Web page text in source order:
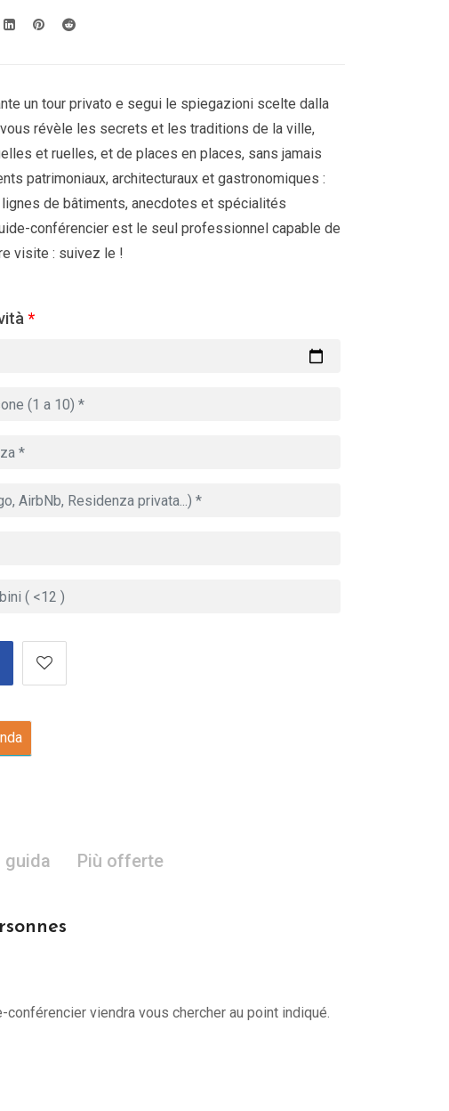
un tour privato e segui le spiegazioni scelte dalla
révèle les secrets et les traditions de la ville,
et ruelles, et de places en places, sans jamais
patrimoniaux, architecturaux et gastronomiques :
de bâtiments, anecdotes et spécialités
conférencier est le seul professionnel capable de
visite : suivez le !
*
guida Più offerte
viendra vous chercher au point indiqué.